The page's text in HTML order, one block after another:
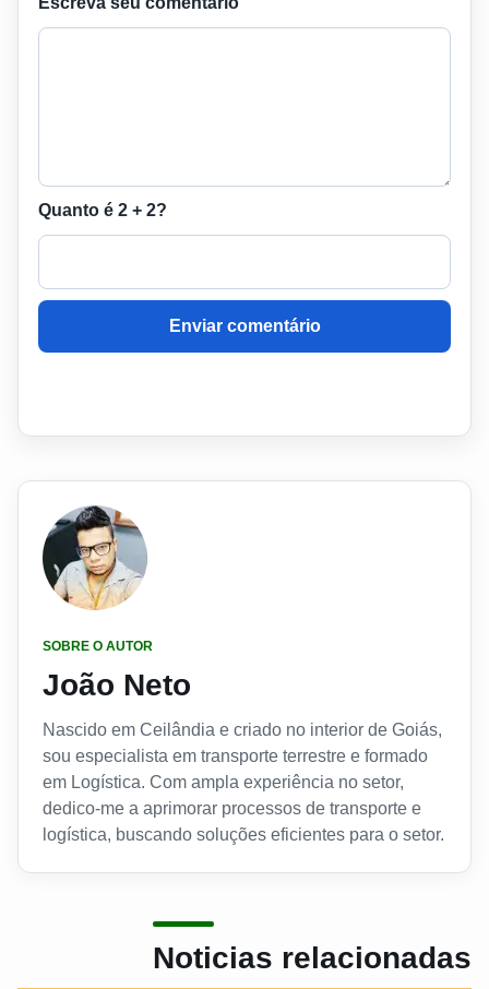
Quanto é 2 + 2?
Enviar comentário
SOBRE O AUTOR
João Neto
Nascido em Ceilândia e criado no interior de Goiás,
sou especialista em transporte terrestre e formado
em Logística. Com ampla experiência no setor,
dedico-me a aprimorar processos de transporte e
logística, buscando soluções eficientes para o setor.
Noticias relacionadas